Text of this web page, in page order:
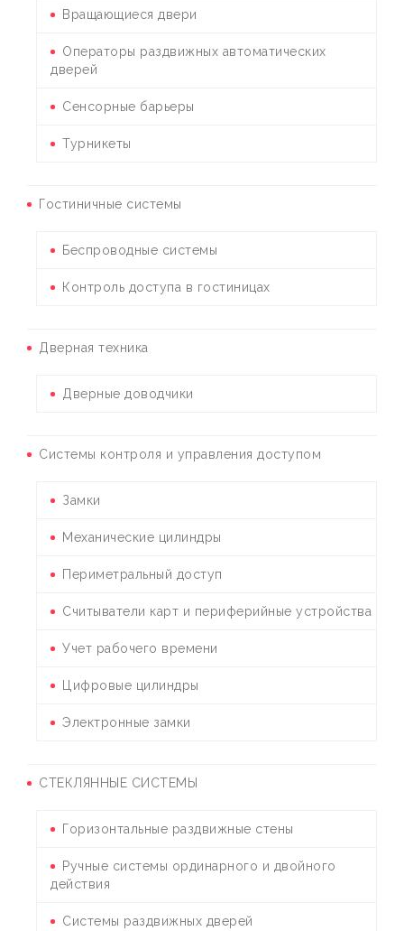
Вращающиеся двери
Операторы раздвижных автоматических
дверей
Сенсорные барьеры
Турникеты
Гостиничные системы
Беспроводные системы
Контроль доступа в гостиницах
Дверная техника
Дверные доводчики
Системы контроля и управления доступом
Замки
Механические цилиндры
Периметральный доступ
Считыватели карт и периферийные устройства
Учет рабочего времени
Цифровые цилиндры
Электронные замки
СТЕКЛЯННЫЕ СИСТЕМЫ
Горизонтальные раздвижные стены
Ручные системы ординарного и двойного
действия
Системы раздвижных дверей